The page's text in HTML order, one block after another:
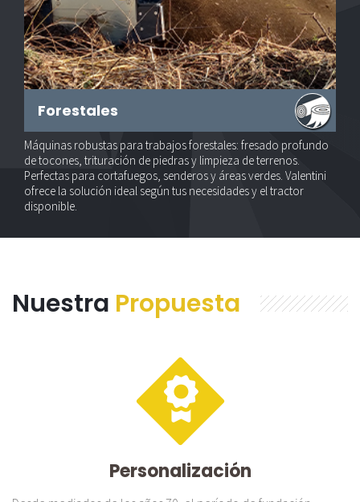
Forestales
Máquinas robustas para trabajos forestales: fresado profundo
de tocones, trituración de piedras y limpieza de terrenos.
Perfectas para cortafuegos, senderos y áreas verdes. Valentini
ofrece la solución ideal según tus necesidades y el tractor
disponible.
Nuestra Propuesta
Personalización